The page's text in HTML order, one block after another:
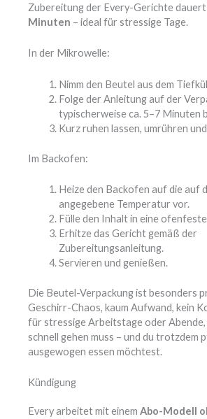
Zubereitung der Every-Gerichte dauert
Minuten – ideal für stressige Tage.
In der Mikrowelle:
Nimm den Beutel aus dem
Folge der Anleitung auf der
typischerweise ca. 5–7 Minuten
Kurz ruhen lassen, umrühren
Im Backofen:
Heize den Backofen auf die auf
angegebene Temperatur vor.
Fülle den Inhalt in eine
Erhitze das Gericht gemäß der
Zubereitungsanleitung.
Servieren und genießen.
Die Beutel-Verpackung ist besonders
Geschirr-Chaos, kaum Aufwand, kein
für stressige Arbeitstage oder Abende,
schnell gehen muss – und du trotzdem
ausgewogen essen möchtest.
Kündigung
Every arbeitet mit einem Abo-Modell